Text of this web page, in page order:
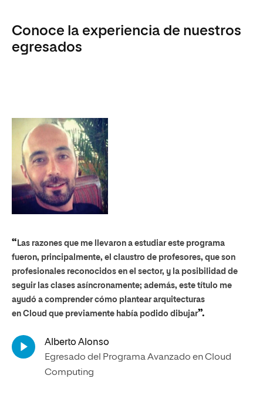
Conoce la experiencia de nuestros
egresados
“ Las razones que me llevaron a estudiar este programa
fueron, principalmente, el claustro de profesores, que son
profesionales reconocidos en el sector, y la posibilidad de
seguir las clases asíncronamente; además, este título me
ayudó a comprender cómo plantear arquitecturas
en Cloud que previamente había podido dibujar”.
Alberto Alonso
Egresado del Programa Avanzado en Cloud
Computing